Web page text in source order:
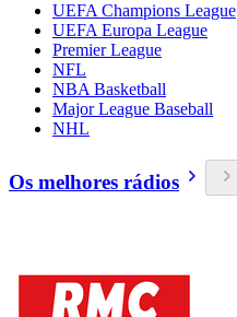
UEFA Champions League
UEFA Europa League
Premier League
NFL
NBA Basketball
Major League Baseball
NHL
Os melhores rádios